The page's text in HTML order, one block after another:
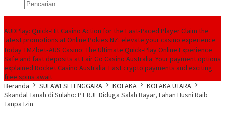
AUDPlay: Quick‑Hit Casino Action for the Fast‑Paced PlayerClaim the
latest promotions at Online Pokies NZ: elevate your casino experience
todayTMZbet‑AUS Casino: The Ultimate Quick‑Play Online Experience
Safe and fast deposits at Fair Go Casino Australia: Your payment options
explained Rocket Casino Australia: Fast crypto payments and exciting
free spins await
Beranda
SULAWESI TENGGARA KOLAKA
KOLAKA UTARA
Skandal Tanah di Sulaho: PT RJL Diduga Salah Bayar, Lahan Husni Raib
Tanpa Izin